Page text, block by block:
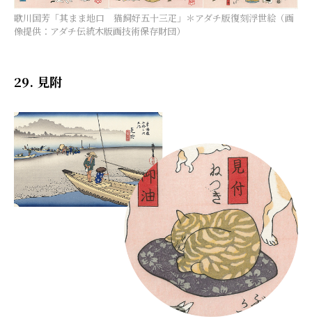
歌川国芳「其まま地口 猫飼好五十三疋」＊アダチ版復刻浮世絵（画
像提供：アダチ伝統木版画技術保存財団）
29. 見附